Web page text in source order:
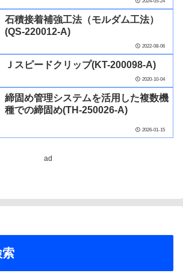
石積接着補強工法（モルダム工法）
(QS-220012-A)
2022-08-06
Ｊスピードクリップ(KT-200098-A)
2020-10-04
締固め管理システムを活用した複数機
種での締固め(TH-250026-A)
2026-01-15
ad
索